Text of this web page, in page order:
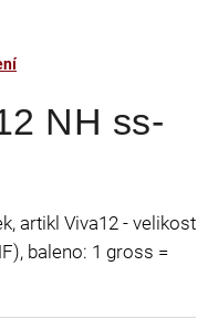
NH ss-
artikl Viva12 - velikost
baleno: 1 gross =